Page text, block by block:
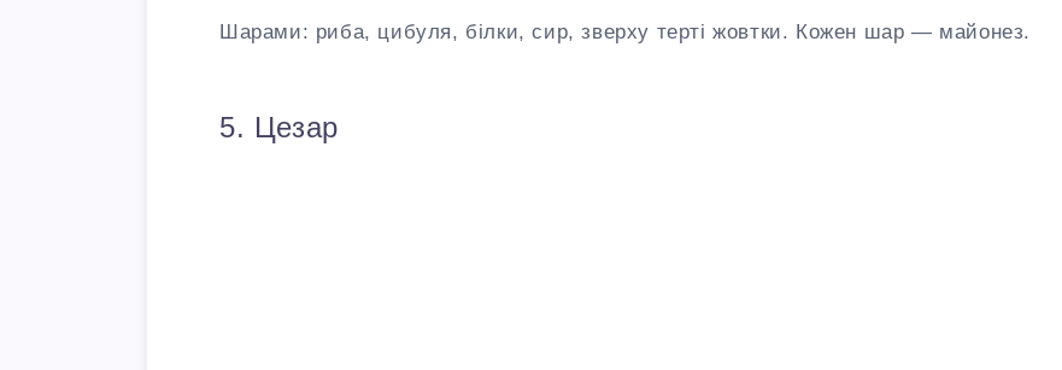
Шарами: риба, цибуля, білки, сир, зверху терті жовтки. Кожен шар — майонез.
5. Цезар